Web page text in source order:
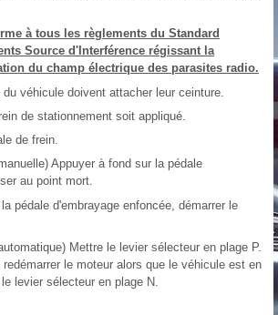
à tous les règlements du Standard
Source d'Interférence régissant la
du champ électrique des parasites radio.
véhicule doivent attacher leur ceinture.
de stationnement soit appliqué.
de frein.
Appuyer à fond sur la pédale
au point mort.
pédale d'embrayage enfoncée, démarrer le
Mettre le levier sélecteur en plage P.
le moteur alors que le véhicule est en
levier sélecteur en plage N.